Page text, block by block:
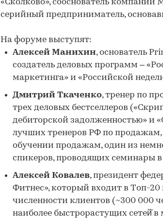
«Сколково», сооснователь компаний
серийный предприниматель,
На форуме выступят:
Алексей Манихин, основатель
создатель деловых программ –
маркетинга» и «Российской
Дмитрий Ткаченко, тренер по
трех деловых бестселлеров
дебиторской задолженностью» и
лучших тренеров РФ по продажам,
обучении продажам, один из
спикеров, проводящих семинары в
Алексей Ковалев, президент
Фитнес», который входит в Tоп-
численности клиентов (~300 000
наиболее быстрорастущих сетей̆